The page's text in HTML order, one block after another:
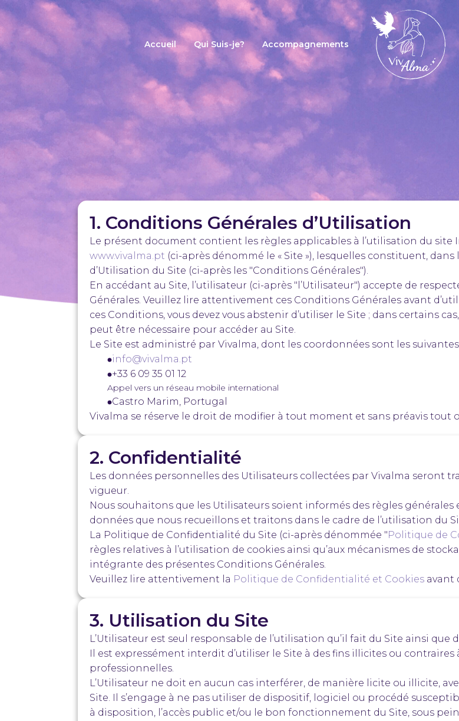
Accueil Qui Suis-je? Accompagnements
1. Conditions Générales d’Utilisation
Le présent document contient les règles applicables à l’utilisation du site
www.vivalma.pt (ci-après dénommé le « Site »), lesquelles constituent,
d’Utilisation du Site (ci-après les "Conditions Générales").
En accédant au Site, l’utilisateur (ci-après "l’Utilisateur") accepte de
Générales. Veuillez lire attentivement ces Conditions Générales avant
ces Conditions, vous devez vous abstenir d’utiliser le Site ; dans certains
peut être nécessaire pour accéder au Site.
Le Site est administré par Vivalma, dont les coordonnées sont les
info@vivalma.pt
+33 6 09 35 01 12
Appel vers un réseau mobile international
Castro Marim, Portugal
Vivalma se réserve le droit de modifier à tout moment et sans préavis tout
2. Confidentialité
Les données personnelles des Utilisateurs collectées par Vivalma seront
vigueur.
Nous souhaitons que les Utilisateurs soient informés des règles
données que nous recueillons et traitons dans le cadre de l’utilisation du
La Politique de Confidentialité du Site (ci-après dénommée "Politique de
règles relatives à l’utilisation de cookies ainsi qu’aux mécanismes de
intégrante des présentes Conditions Générales.
Veuillez lire attentivement la Politique de Confidentialité et Cookies avant
3. Utilisation du Site
L’Utilisateur est seul responsable de l’utilisation qu’il fait du Site ainsi
Il est expressément interdit d’utiliser le Site à des fins illicites ou contraires
professionnelles.
L’Utilisateur ne doit en aucun cas interférer, de manière licite ou illicite,
Site. Il s’engage à ne pas utiliser de dispositif, logiciel ou procédé
à disposition, l’accès public et/ou le bon fonctionnement du Site, sous